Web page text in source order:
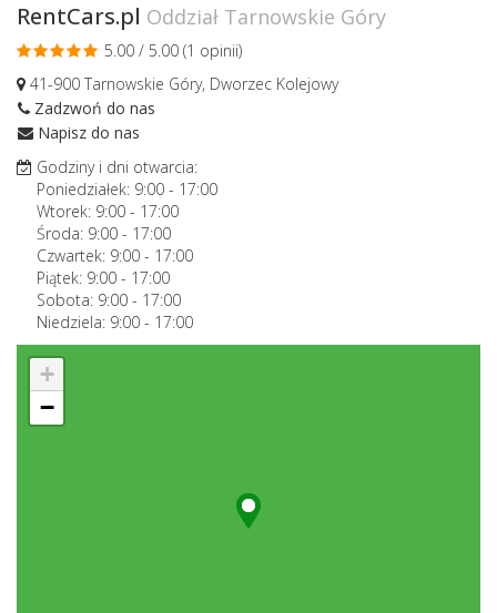
RentCars.pl Oddział Tarnowskie Góry
5.00 / 5.00 (1 opinii)
41-900 Tarnowskie Góry, Dworzec Kolejowy
Zadzwoń do nas
Napisz do nas
Godziny i dni otwarcia:
Poniedziałek: 9:00 - 17:00
Wtorek: 9:00 - 17:00
Środa: 9:00 - 17:00
Czwartek: 9:00 - 17:00
Piątek: 9:00 - 17:00
Sobota: 9:00 - 17:00
Niedziela: 9:00 - 17:00
+
−